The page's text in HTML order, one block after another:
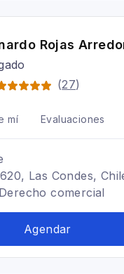
Rojas
(27)
mí Evaluaciones
Las Condes,
comercial
Agendar